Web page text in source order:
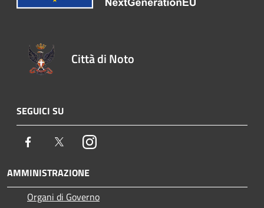
Città di Noto
SEGUICI SU
Facebook TwitterInstagram
AMMINISTRAZIONE
Organi di Governo